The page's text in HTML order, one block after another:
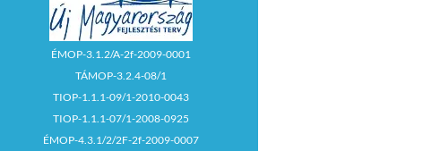
ÉMOP-3.1.2/A-2f-2009-0001
TÁMOP-3.2.4-08/1
TIOP-1.1.1-09/1-2010-0043
TIOP-1.1.1-07/1-2008-0925
ÉMOP-4.3.1/2/2F-2f-2009-0007